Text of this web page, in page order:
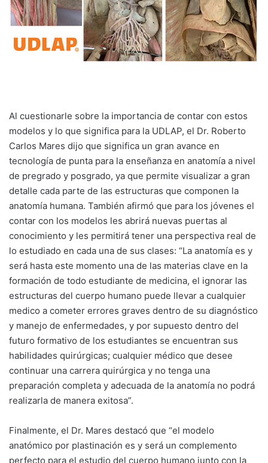
Al cuestionarle sobre la importancia de contar con estos
modelos y lo que significa para la UDLAP, el Dr. Roberto
Carlos Mares dijo que significa un gran avance en
tecnología de punta para la enseñanza en anatomía a nivel
de pregrado y posgrado, ya que permite visualizar a gran
detalle cada parte de las estructuras que componen la
anatomía humana. También afirmó que para los jóvenes el
contar con los modelos les abrirá nuevas puertas al
conocimiento y les permitirá tener una perspectiva real de
lo estudiado en cada una de sus clases: “La anatomía es y
será hasta este momento una de las materias clave en la
formación de todo estudiante de medicina, el ignorar las
estructuras del cuerpo humano puede llevar a cualquier
medico a cometer errores graves dentro de su diagnóstico
y manejo de enfermedades, y por supuesto dentro del
futuro formativo de los estudiantes se encuentran sus
habilidades quirúrgicas; cualquier médico que desee
continuar una carrera quirúrgica y no tenga una
preparación completa y adecuada de la anatomía no podrá
realizarla de manera exitosa”.
Finalmente, el Dr. Mares destacó que “el modelo
anatómico por plastinación es y será un complemento
perfecto para el estudio del cuerpo humano junto con la